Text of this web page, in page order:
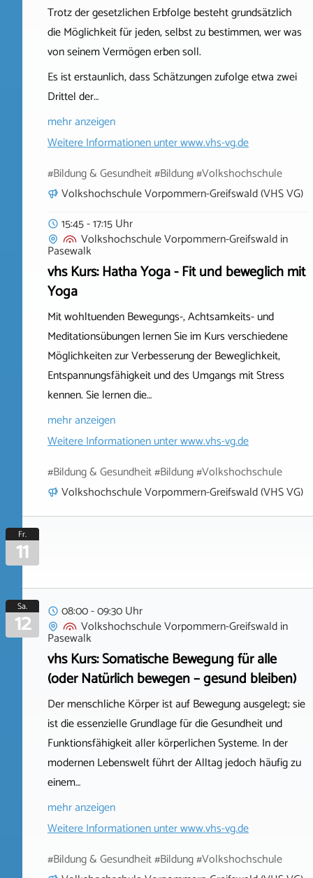
Trotz der gesetzlichen Erbfolge besteht grundsätzlich
die Möglichkeit für jeden, selbst zu bestimmen, wer was
von seinem Vermögen erben soll.
Es ist erstaunlich, dass Schätzungen zufolge etwa zwei
Drittel der…
mehr anzeigen
Weitere Informationen unterwww.vhs-vg.de
#Bildung & Gesundheit #Bildung #Volkshochschule
Volkshochschule Vorpommern-Greifswald (VHS VG)
15:45 - 17:15 Uhr
Volkshochschule Vorpommern-Greifswaldin
Pasewalk
vhs Kurs: Hatha Yoga - Fit und beweglich mit
Yoga
Mit wohltuenden Bewegungs-, Achtsamkeits- und
Meditationsübungen lernen Sie im Kurs verschiedene
Möglichkeiten zur Verbesserung der Beweglichkeit,
Entspannungsfähigkeit und des Umgangs mit Stress
kennen. Sie lernen die…
mehr anzeigen
Weitere Informationen unterwww.vhs-vg.de
#Bildung & Gesundheit #Bildung #Volkshochschule
Volkshochschule Vorpommern-Greifswald (VHS VG)
Fr.
11
Sa.
12
08:00 - 09:30 Uhr
Volkshochschule Vorpommern-Greifswaldin
Pasewalk
vhs Kurs: Somatische Bewegung für alle
(oder Natürlich bewegen – gesund bleiben)
Der menschliche Körper ist auf Bewegung ausgelegt; sie
ist die essenzielle Grundlage für die Gesundheit und
Funktionsfähigkeit aller körperlichen Systeme. In der
modernen Lebenswelt führt der Alltag jedoch häufig zu
einem…
mehr anzeigen
Weitere Informationen unterwww.vhs-vg.de
#Bildung & Gesundheit #Bildung #Volkshochschule